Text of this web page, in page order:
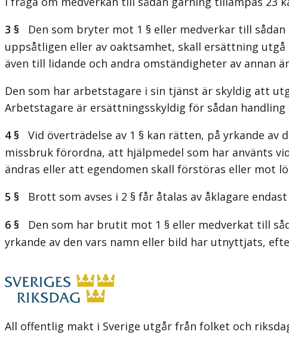
3 § Den som bryter mot 1 § eller medverkar till
uppsåtligen eller av oaktsamhet, skall ersättning utgå
även till lidande och andra omständigheter av annan
Den som har arbetstagare i sin tjänst är skyldig att
Arbetstagare är ersättningsskyldig för sådan
4 § Vid överträdelse av 1 § kan rätten, på yrkande
missbruk förordna, att hjälpmedel som har använts
ändras eller att egendomen skall förstöras eller mot
5 § Brott som avses i 2 § får åtalas av åklagare
6 § Den som har brutit mot 1 § eller medverkat till
yrkande av den vars namn eller bild har utnyttjats,
All offentlig makt i Sverige utgår från folket och